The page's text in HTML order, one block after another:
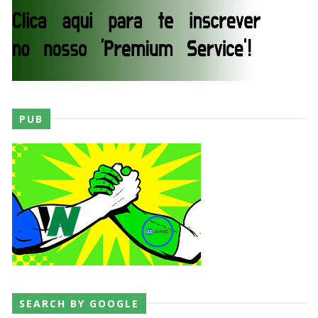
Unknown -Aug 06 2026
VAGA GARANTIDA NO CASINO GAUNTLET:
Andrade El Idolo vence combate de tripla
ameaça no Grand Slam Mexico e é brutalizado
Unknown
CAOS NO GRAND SLAM MEXICO: The Death
Riders vencem confronto caótico após confusão
entre Adam Copeland e Young Bucks
Unknown-Aug 06 2026
WWE: Lola Vice despede-se do NXT após derrota
no Underground Match
SCSA867-Aug 06 2026
PUB
SEARCH BY GOOGLE